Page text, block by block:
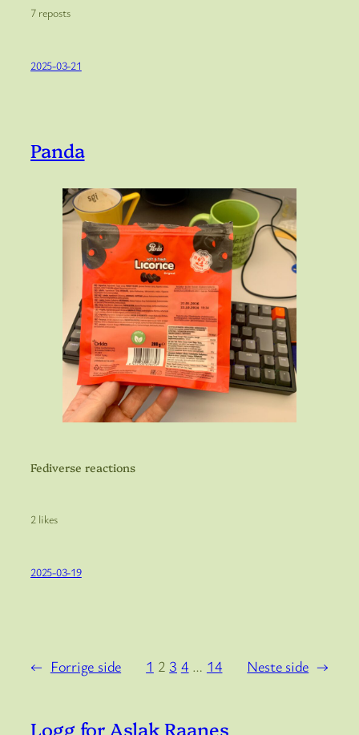
7 reposts
2025-03-21
Panda
Fediverse reactions
2 likes
2025-03-19
← Forrige side 1 2 3 4 … 14 Neste side →
Logg for Aslak Raanes